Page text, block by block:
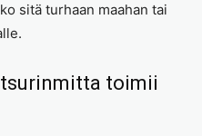
sitä turhaan maahan tai
toimii